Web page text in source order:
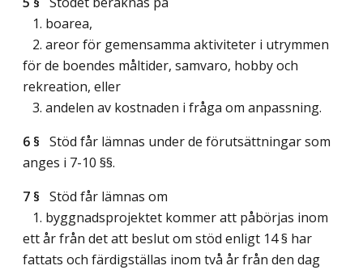
1. boarea,
2. areor för gemensamma aktiviteter i utrymmen
för de boendes måltider, samvaro, hobby och
rekreation, eller
3. andelen av kostnaden i fråga om anpassning.
6 § Stöd får lämnas under de förutsättningar som
anges i 7-10 §§.
7 § Stöd får lämnas om
1. byggnadsprojektet kommer att påbörjas inom
ett år från det att beslut om stöd enligt 14 § har
fattats och färdigställas inom två år från den dag